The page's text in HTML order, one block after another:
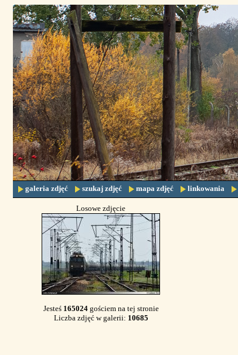
galeria zdjęć szukaj zdjęć mapa zdjęć linkowania
Losowe zdjęcie
Jesteś 165024gościem na tej stronie
Liczba zdjęć w galerii: 10685